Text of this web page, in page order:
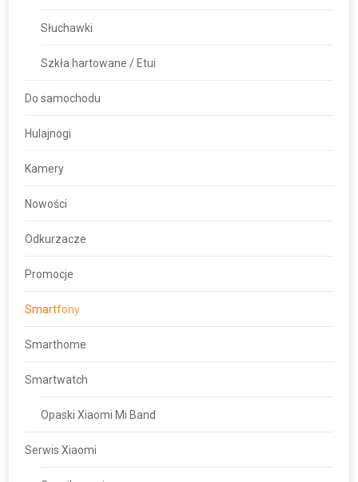
Słuchawki
Szkła hartowane / Etui
Do samochodu
Hulajnogi
Kamery
Nowości
Odkurzacze
Promocje
Smartfony
Smarthome
Smartwatch
Opaski Xiaomi Mi Band
Serwis Xiaomi